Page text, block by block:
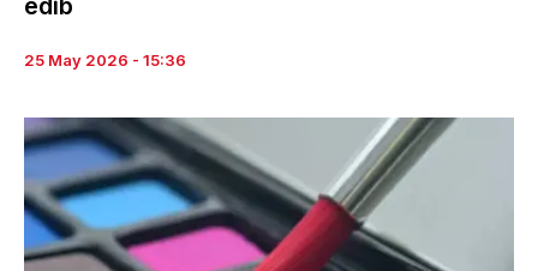
edib
25 May 2026 - 15:36